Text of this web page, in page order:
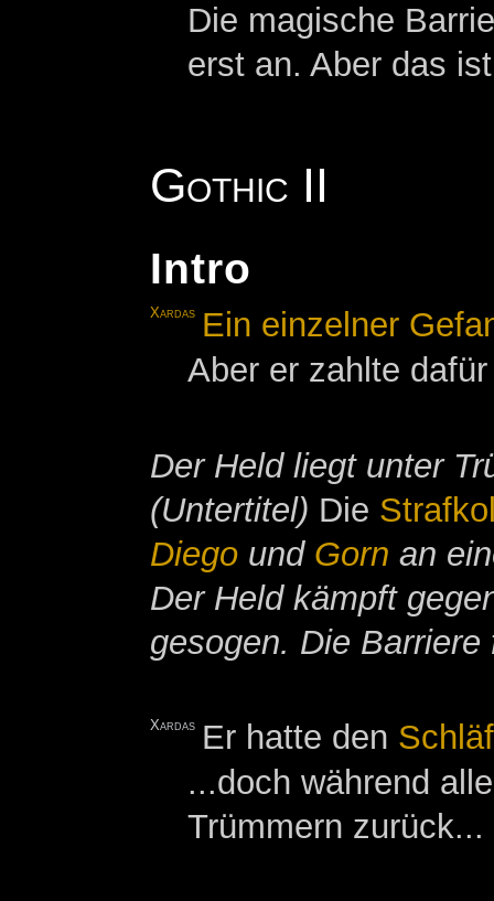
Die magische
erst an. Aber das
Gothic II
Intro
Xardas Ein einzelner
Aber er zahlte
Der Held liegt unter
(Untertitel) Die
Diegound Gorn an
Der Held kämpft
gesogen. Die
Xardas Er hatte den
...doch während
Trümmern zurück...